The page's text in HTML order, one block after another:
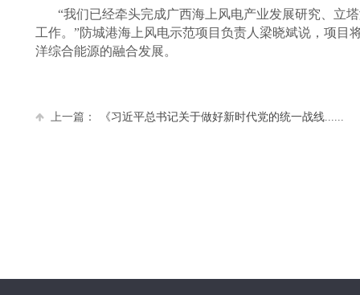
“我们已经牵头完成广西海上风电产业发展研究、立
工作。”防城港海上风电示范项目负责人梁晓斌说，项目
洋综合能源的融合发展。
上一篇： 《习近平总书记关于做好新时代党的统一战线......